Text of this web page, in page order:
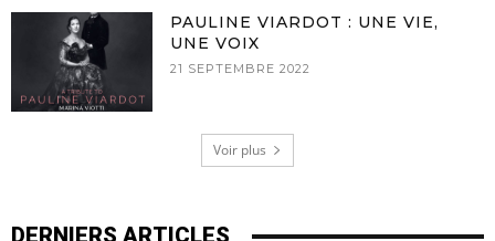
PAULINE VIARDOT : UNE VIE,
UNE VOIX
21 SEPTEMBRE 2022
Voir plus